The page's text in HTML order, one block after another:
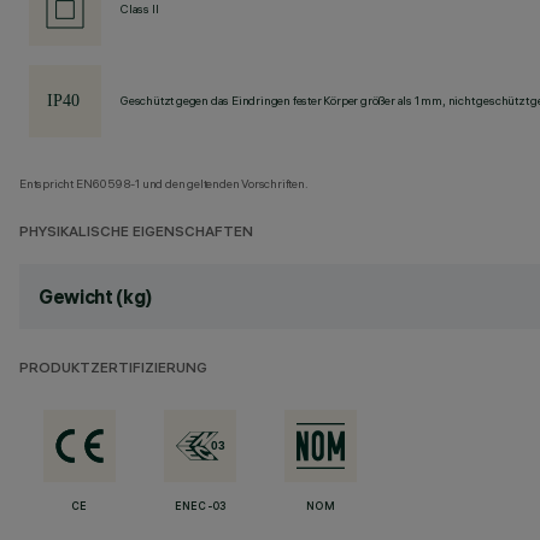
Class II
Geschützt gegen das Eindringen fester Körper größer als 1 mm, nicht geschützt
Entspricht EN60598-1 und den geltenden Vorschriften.
PHYSIKALISCHE EIGENSCHAFTEN
Gewicht (kg)
PRODUKTZERTIFIZIERUNG
CE ENEC-03 NOM